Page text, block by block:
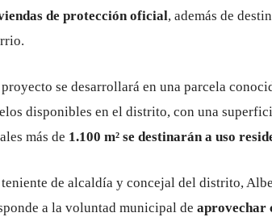
de protección oficial, además de
se desarrollará en una parcela
disponibles en el distrito, con una
más de 1.100 m² se destinarán a uso
de alcaldía y concejal del distrito,
a la voluntad municipal de aprovechar